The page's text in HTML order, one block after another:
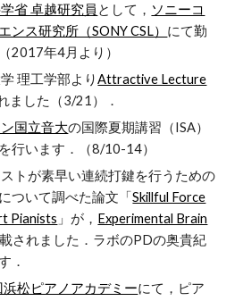
省 卓越研究員 として， ソニーコ
ンス研究所（SONY CSL） にて勤
2017年4月より）
学 理工学部よりAttractive Lecture
ました（3/21）．
国立音大の国際夏期講習（ISA）
行います．（8/10-14）
ストが素早い連続打鍵を行うための
ついて調べた論文「Skillful Force
Pianists 」が， Experimental Brain
されました．ラボのPDの奥貴紀
．
松ピアノアカデミーにて，ピア